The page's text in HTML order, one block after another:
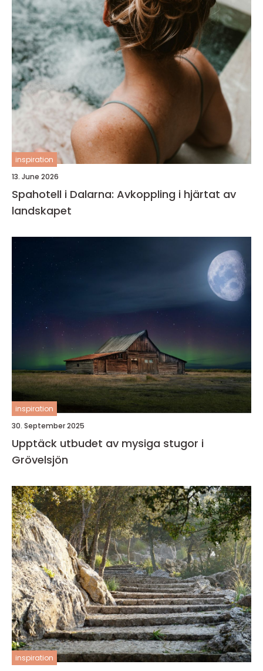
inspiration
13. June 2026
Spahotell i Dalarna: Avkoppling i hjärtat av
landskapet
inspiration
30. September 2025
Upptäck utbudet av mysiga stugor i
Grövelsjön
inspiration